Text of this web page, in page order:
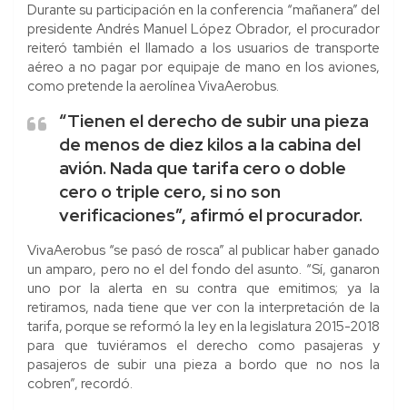
Durante su participación en la conferencia “mañanera” del
presidente Andrés Manuel López Obrador, el procurador
reiteró también el llamado a los usuarios de transporte
aéreo a no pagar por equipaje de mano en los aviones,
como pretende la aerolínea VivaAerobus.
“Tienen el derecho de subir una pieza
de menos de diez kilos a la cabina del
avión. Nada que tarifa cero o doble
cero o triple cero, si no son
verificaciones”, afirmó el procurador.
VivaAerobus “se pasó de rosca” al publicar haber ganado
un amparo, pero no el del fondo del asunto. “Sí, ganaron
uno por la alerta en su contra que emitimos; ya la
retiramos, nada tiene que ver con la interpretación de la
tarifa, porque se reformó la ley en la legislatura 2015-2018
para que tuviéramos el derecho como pasajeras y
pasajeros de subir una pieza a bordo que no nos la
cobren”, recordó.